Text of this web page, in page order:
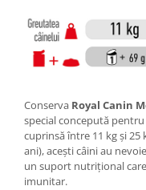
Conserva Royal Canin
special concepută
cuprinsă între 11 kg și
ani), acești câini au
un suport nutrițional
imunitar.